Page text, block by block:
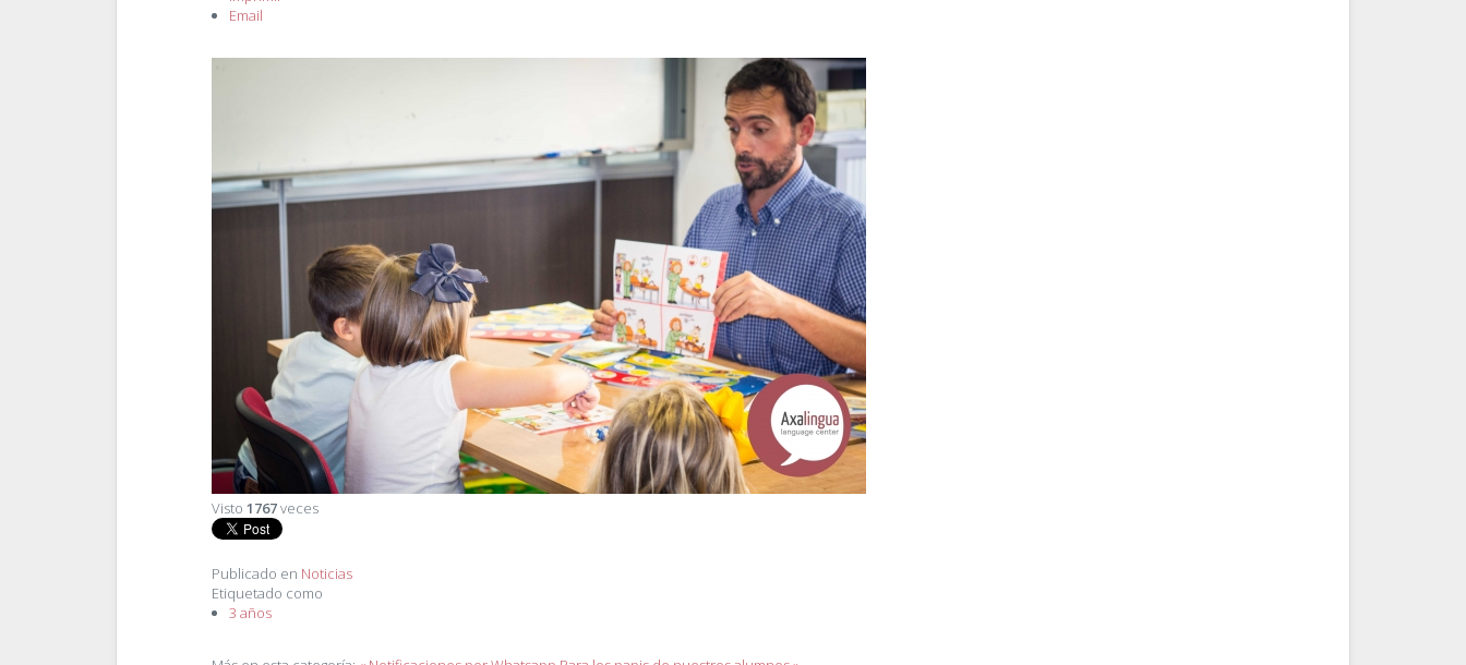
Email
Visto 1767veces
Publicado en Noticias
Etiquetado como
3 años